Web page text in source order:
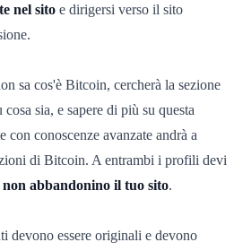
nel sito e dirigersi verso il sito
sa cos'è Bitcoin, cercherà la sezione
sia, e sapere di più su questa
conoscenze avanzate andrà a
di Bitcoin. A entrambi i profili devi
non abbandonino il tuo sito.
devono essere originali e devono